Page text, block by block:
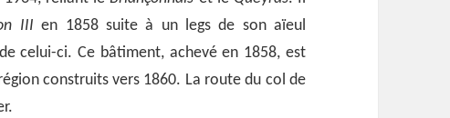
III en 1858 suite à un legs de son aïeul
celui-ci. Ce bâtiment, achevé en 1858, est
construits vers 1860. La route du col de